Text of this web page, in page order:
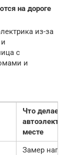
на дороге
из-за
с
и
Что делает
месте
Замер